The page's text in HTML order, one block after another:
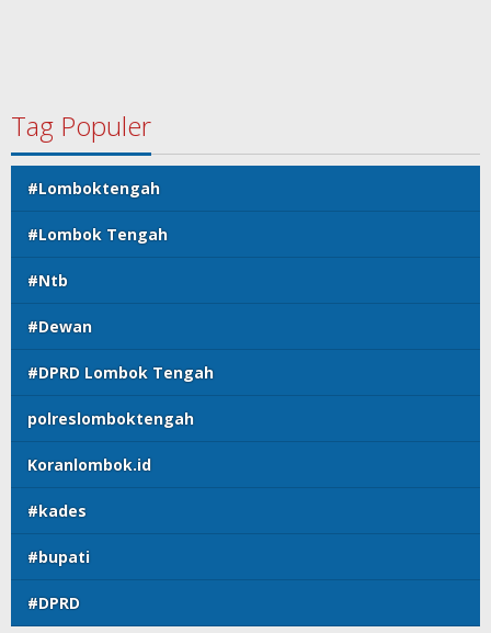
Tag Populer
#Lomboktengah
#Lombok Tengah
#Ntb
#Dewan
#DPRD Lombok Tengah
polreslomboktengah
Koranlombok.id
#kades
#bupati
#DPRD